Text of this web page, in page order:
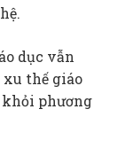
dục vẫn
thế giáo
phương